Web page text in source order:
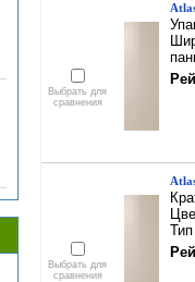
Выбрать для
сравнения
Выбрать для
сравнения